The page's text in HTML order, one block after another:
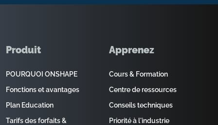
Produit
POURQUOI ONSHAPE
Fonctions et avantages
Plan Education
Tarifs des forfaits &
Apprenez
Cours & Formation
Centre de ressources
Conseils techniques
Priorité à l'industrie